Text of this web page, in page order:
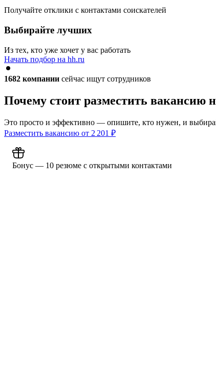
Получайте отклики с контактами соискателей
Выбирайте лучших
Из тех, кто уже хочет у вас работать
Начать подбор на hh.ru
1682 компании сейчас ищут сотрудников
Почему стоит разместить вакансию
Это просто и эффективно — опишите, кто нужен, и
Разместить вакансию от 2 201 ₽
Бонус — 10 резюме с открытыми контактами